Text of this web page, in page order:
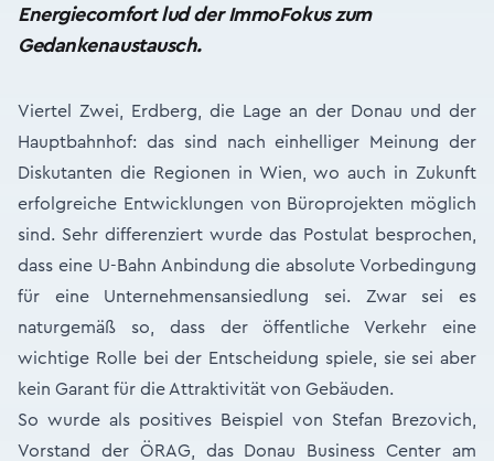
Energiecomfort lud der ImmoFokus zum
Gedankenaustausch.
Viertel Zwei, Erdberg, die Lage an der Donau und der
Hauptbahnhof: das sind nach einhelliger Meinung der
Diskutanten die Regionen in Wien, wo auch in Zukunft
erfolgreiche Entwicklungen von Büroprojekten möglich
sind. Sehr differenziert wurde das Postulat besprochen,
dass eine U-Bahn Anbindung die absolute Vorbedingung
für eine Unternehmensansiedlung sei. Zwar sei es
naturgemäß so, dass der öffentliche Verkehr eine
wichtige Rolle bei der Entscheidung spiele, sie sei aber
kein Garant für die Attraktivität von Gebäuden.
So wurde als positives Beispiel von Stefan Brezovich,
Vorstand der ÖRAG, das Donau Business Center am